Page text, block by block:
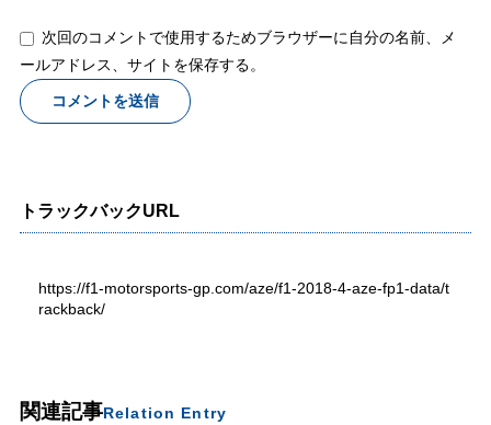
次回のコメントで使用するためブラウザーに自分の名前、メ
ールアドレス、サイトを保存する。
トラックバックURL
https://f1-motorsports-gp.com/aze/f1-2018-4-aze-fp1-data/t
rackback/
関連記事Relation Entry